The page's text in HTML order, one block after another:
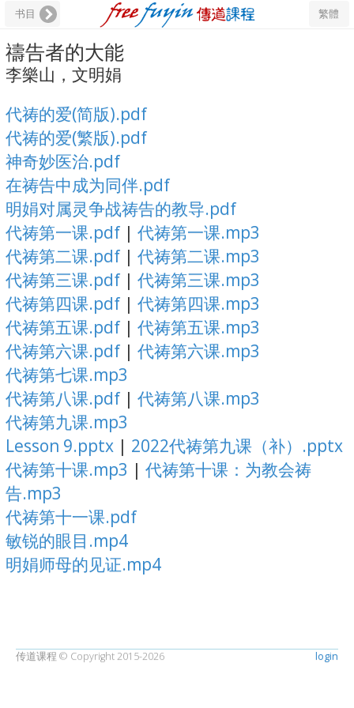
书目 繁體
禱告者的大能
李樂山，文明娟
代祷的爱(简版).pdf
代祷的爱(繁版).pdf
神奇妙医治.pdf
在祷告中成为同伴.pdf
明娟对属灵争战祷告的教导.pdf
代祷第一课.pdf | 代祷第一课.mp3
代祷第二课.pdf | 代祷第二课.mp3
代祷第三课.pdf | 代祷第三课.mp3
代祷第四课.pdf | 代祷第四课.mp3
代祷第五课.pdf | 代祷第五课.mp3
代祷第六课.pdf | 代祷第六课.mp3
代祷第七课.mp3
代祷第八课.pdf | 代祷第八课.mp3
代祷第九课.mp3
Lesson 9.pptx | 2022代祷第九课（补）.pptx
代祷第十课.mp3 | 代祷第十课：为教会祷
告.mp3
代祷第十一课.pdf
敏锐的眼目.mp4
明娟师母的见证.mp4
传道课程 © Copyright 2015-2026 login